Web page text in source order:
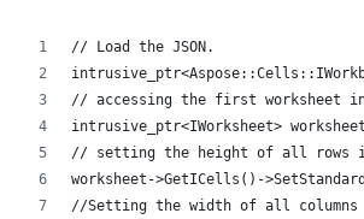
// Load the JSON.
// accessing the first worksheet
intrusive_ptr<IWorksheet>
// setting the height of all rows
worksheet->GetICells()-
//Setting the width of all columns